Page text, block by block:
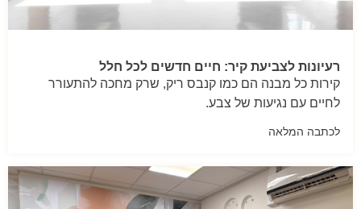
רעיונות לצביעת קיר: חיים חדשים לכל חלל
קירות כל מבנה הם כמו קנבס ריק, שרק מחכה להתעורר
לחיים עם נגיעות של צבע.
לכתבה המלאה